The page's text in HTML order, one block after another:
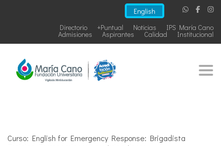
English
IPS María Cano
Noticias
+Puntual
Directorio
Institucional
Calidad
Aspirantes
Admisiones
Curso: English for Emergency Response: Brigadista